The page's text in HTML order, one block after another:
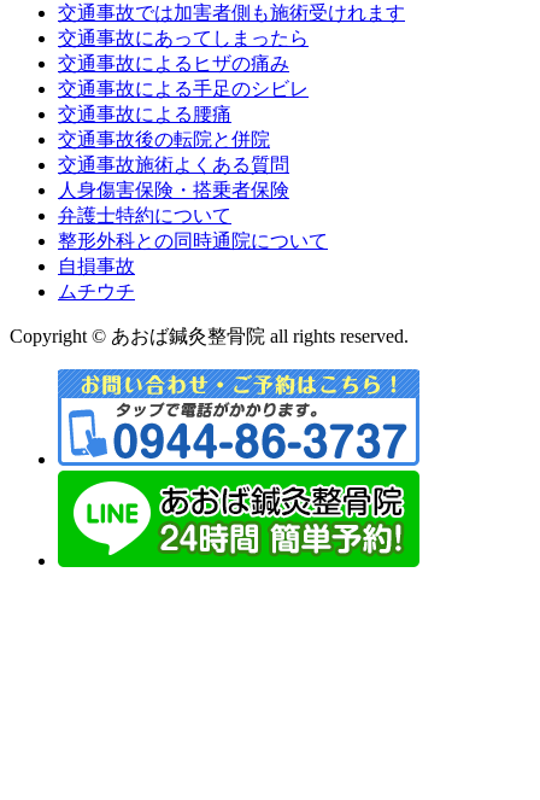
交通事故では加害者側も施術受けれます
交通事故にあってしまったら
交通事故によるヒザの痛み
交通事故による手足のシビレ
交通事故による腰痛
交通事故後の転院と併院
交通事故施術よくある質問
人身傷害保険・搭乗者保険
弁護士特約について
整形外科との同時通院について
自損事故
ムチウチ
Copyright © あおば鍼灸整骨院 all rights reserved.